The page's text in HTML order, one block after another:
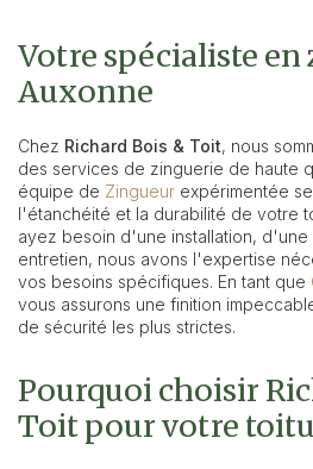
Votre spécialiste en
Auxonne
Chez Richard Bois & Toit, nous
des services de zinguerie de haute
équipe de Zingueur expérimentée
l'étanchéité et la durabilité de votre
ayez besoin d'une installation,
entretien, nous avons l'expertise
vos besoins spécifiques. En tant que
vous assurons une finition
de sécurité les plus strictes.
Pourquoi choisir
Toit pour votre